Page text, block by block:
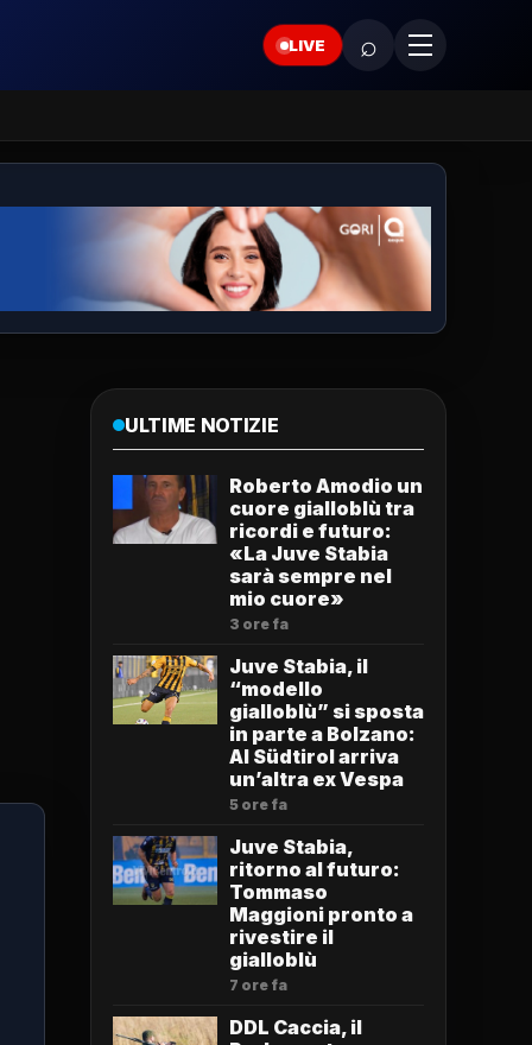
LIVE ⌕
ULTIME NOTIZIE
Roberto Amodio un
cuore gialloblù tra
ricordi e futuro:
«La Juve Stabia
sarà sempre nel
mio cuore»
3 ore fa
Juve Stabia, il
“modello
gialloblù” si sposta
in parte a Bolzano:
Al Südtirol arriva
un’altra ex Vespa
5 ore fa
Juve Stabia,
ritorno al futuro:
Tommaso
Maggioni pronto a
rivestire il
gialloblù
7 ore fa
DDL Caccia, il